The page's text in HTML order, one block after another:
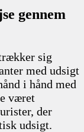
gennem
sig
med udsigt
i hånd med
været
der
udsigt.